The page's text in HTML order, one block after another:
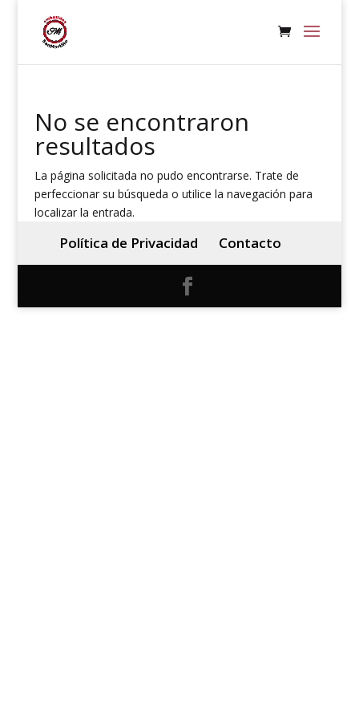
No se encontraron
resultados
La página solicitada no pudo encontrarse. Trate de
perfeccionar su búsqueda o utilice la navegación para
localizar la entrada.
Política de Privacidad Contacto